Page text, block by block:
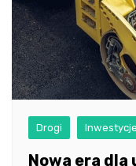
Drogi Inwestycje
Nowa era dla